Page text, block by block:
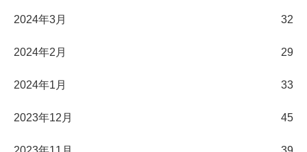
2024年3月 32
2024年2月 29
2024年1月 33
2023年12月 45